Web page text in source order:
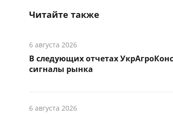
Читайте также
6 августа 2026
В следующих отчетах
сигналы рынка
6 августа 2026